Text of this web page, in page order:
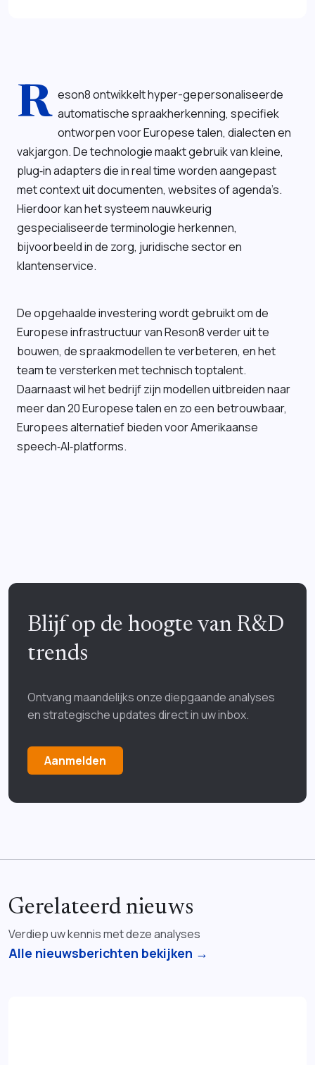
R eson8 ontwikkelt hyper-gepersonaliseerde
automatische spraakherkenning, specifiek
ontworpen voor Europese talen, dialecten en
vakjargon. De technologie maakt gebruik van kleine,
plug‑in adapters die in real time worden aangepast
met context uit documenten, websites of agenda’s.
Hierdoor kan het systeem nauwkeurig
gespecialiseerde terminologie herkennen,
bijvoorbeeld in de zorg, juridische sector en
klantenservice.
De opgehaalde investering wordt gebruikt om de
Europese infrastructuur van Reson8 verder uit te
bouwen, de spraakmodellen te verbeteren, en het
team te versterken met technisch toptalent.
Daarnaast wil het bedrijf zijn modellen uitbreiden naar
meer dan 20 Europese talen en zo een betrouwbaar,
Europees alternatief bieden voor Amerikaanse
speech‑AI‑platforms.
Blijf op de hoogte van R&D
trends
Ontvang maandelijks onze diepgaande analyses
en strategische updates direct in uw inbox.
Aanmelden
Gerelateerd nieuws
Verdiep uw kennis met deze analyses
Alle nieuwsberichten bekijken →